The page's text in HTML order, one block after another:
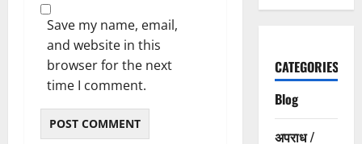
Save my name, email,
and website in this
browser for the next
time I comment.
CATEGORIES
Blog
अपराध /